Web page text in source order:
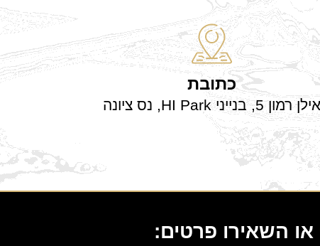
כתובת
אילן רמון 5, בנייני HI Park, נס ציונה
או השאירו פרטים: